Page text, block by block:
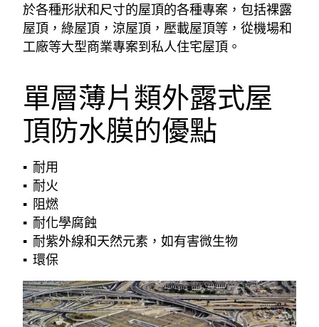
於各種形狀和尺寸的屋頂的各種專案，包括裸露
屋頂，綠屋頂，涼屋頂，壓載屋頂等，從機場和
工廠等大型商業專案到私人住宅屋頂。
單層薄片類外露式屋
頂防水膜的優點
耐用
耐火
阻燃
耐化學腐蝕
耐紫外線和天然元素，如有害微生物
環保